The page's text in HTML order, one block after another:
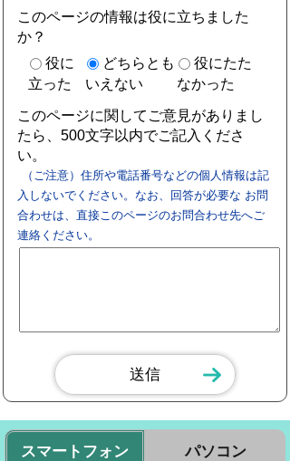
このページの情報は役に立ちました
か？
役に
立った
どちらとも
いえない
役にたた
なかった
このページに関してご意見がありまし
たら、500文字以内でご記入くださ
い。
（ご注意）住所や電話番号などの個人情報は記
入しないでください。なお、回答が必要な お問
合わせは、直接このページのお問合わせ先へご
連絡ください。
スマートフォン パソコン